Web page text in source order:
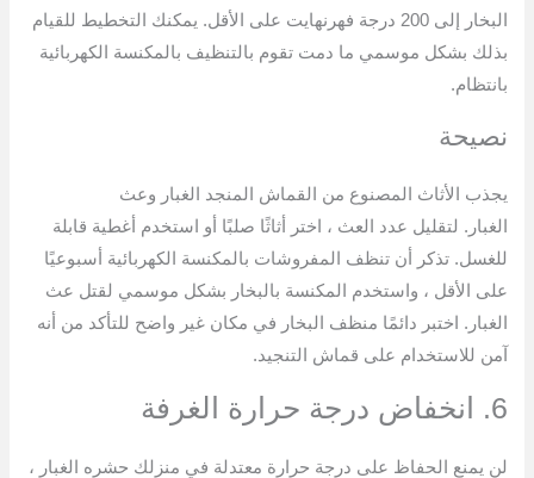
البخار إلى 200 درجة فهرنهايت على الأقل. يمكنك التخطيط للقيام
بذلك بشكل موسمي ما دمت تقوم بالتنظيف بالمكنسة الكهربائية
بانتظام.
نصيحة
يجذب الأثاث المصنوع من القماش المنجد الغبار وعث
الغبار. لتقليل عدد العث ، اختر أثاثًا صلبًا أو استخدم أغطية قابلة
للغسل. تذكر أن تنظف المفروشات بالمكنسة الكهربائية أسبوعيًا
على الأقل ، واستخدم المكنسة بالبخار بشكل موسمي لقتل عث
الغبار. اختبر دائمًا منظف البخار في مكان غير واضح للتأكد من أنه
آمن للاستخدام على قماش التنجيد.
6. انخفاض درجة حرارة الغرفة
لن يمنع الحفاظ على درجة حرارة معتدلة في منزلك حشره الغبار ،